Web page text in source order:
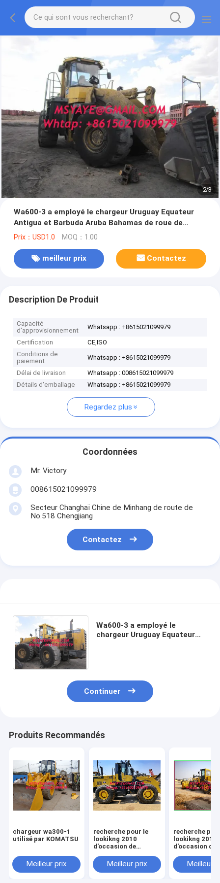
2/3
Wa600-3 a employé le chargeur Uruguay Equateur
Antigua et Barbuda Aruba Bahamas de roue de
KOMATSU
Prix：USD1.0 MOQ：1.00
meilleur prix Contactez
Description De Produit
Capacité
d'approvisionnement
Whatsapp : +8615021099979
Certification
CE,ISO
Conditions de
paiement
Whatsapp : +8615021099979
Délai de livraison
Whatsapp : 008615021099979
Détails d'emballage
Whatsapp : +8615021099979
Regardez plus
Coordonnées
Mr. Victory
008615021099979
Secteur Changhaï Chine de Minhang de route de
No.518 Chengjiang
Contactez
Wa600-3 a employé le
chargeur Uruguay Equateur
Continuer
Produits Recommandés
chargeur wa300-1
utilisé par KOMATSU
Meilleur prix
recherche pour le
lookikng 2010
d'occasion de
3 KOMATSU pour le
chargeur du Japon
Meilleur prix
recherche
lookikng 2010
d'occasion de
3 KOMATSU
chargeur du
Meilleur